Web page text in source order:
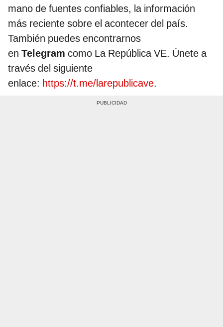
mano de fuentes confiables, la información
más reciente sobre el acontecer del país.
También puedes encontrarnos
en Telegram como La República VE. Únete a
través del siguiente
enlace: https://t.me/larepublicave.